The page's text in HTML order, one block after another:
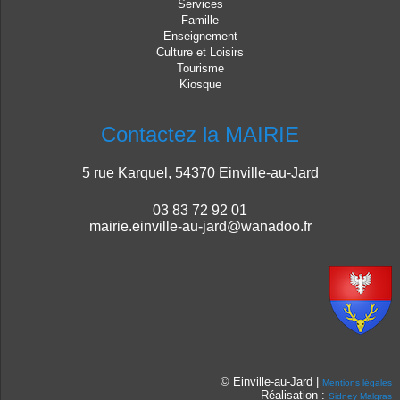
Services
Famille
Enseignement
Culture et Loisirs
Tourisme
Kiosque
Contactez la MAIRIE
5 rue Karquel, 54370 Einville-au-Jard
03 83 72 92 01
mairie.einville-au-jard@wanadoo.fr
© Einville-au-Jard |Mentions légales
Réalisation :Sidney Malgras